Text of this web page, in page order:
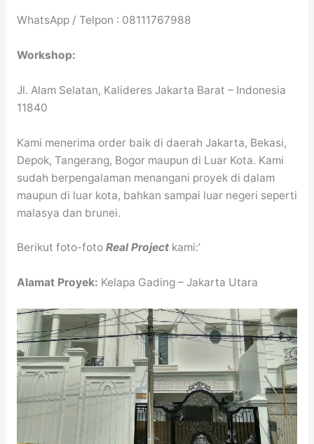
WhatsApp / Telpon : ​08111767988
Workshop:
Jl. Alam Selatan, Kalideres Jakarta Barat – Indonesia
11840
Kami menerima order baik di daerah Jakarta, Bekasi,
Depok, Tangerang, Bogor maupun di Luar Kota. Kami
sudah berpengalaman menangani proyek di dalam
maupun di luar kota, bahkan sampai luar negeri seperti
malasya dan brunei.
Berikut foto-foto Real Projectkami:’
Alamat Proyek: Kelapa Gading – Jakarta Utara